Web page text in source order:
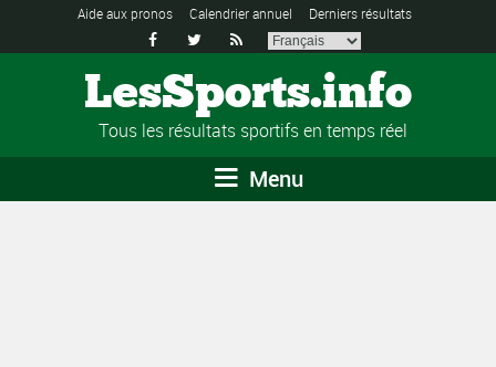
Aide aux pronos Calendrier annuel Derniers résultats
  
LesSports.info
Tous les résultats sportifs en temps réel
Menu